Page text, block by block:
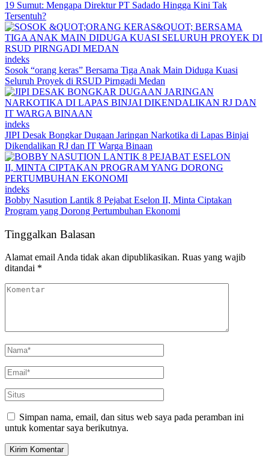
19 Sumut: Mengapa Direktur PT Sadado Hingga Kini Tak
Tersentuh?
indeks
Sosok “orang keras” Bersama Tiga Anak Main Diduga Kuasi
Seluruh Proyek di RSUD Pirngadi Medan
indeks
JIPI Desak Bongkar Dugaan Jaringan Narkotika di Lapas Binjai
Dikendalikan RJ dan IT Warga Binaan
indeks
Bobby Nasution Lantik 8 Pejabat Eselon II, Minta Ciptakan
Program yang Dorong Pertumbuhan Ekonomi
Tinggalkan Balasan
Alamat email Anda tidak akan dipublikasikan. Ruas yang wajib
ditandai *
Simpan nama, email, dan situs web saya pada peramban ini
untuk komentar saya berikutnya.